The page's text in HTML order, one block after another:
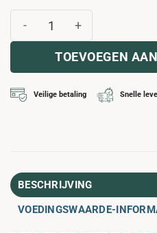
TOEVOEGEN
Veilige betaling Snelle
BESCHRIJVING
VOEDINGSWAARDE-